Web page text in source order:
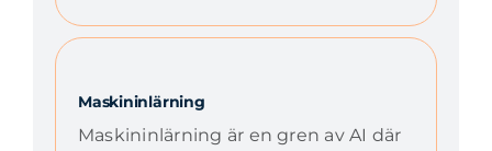
Maskininlärning
Maskininlärning är en gren av AI där